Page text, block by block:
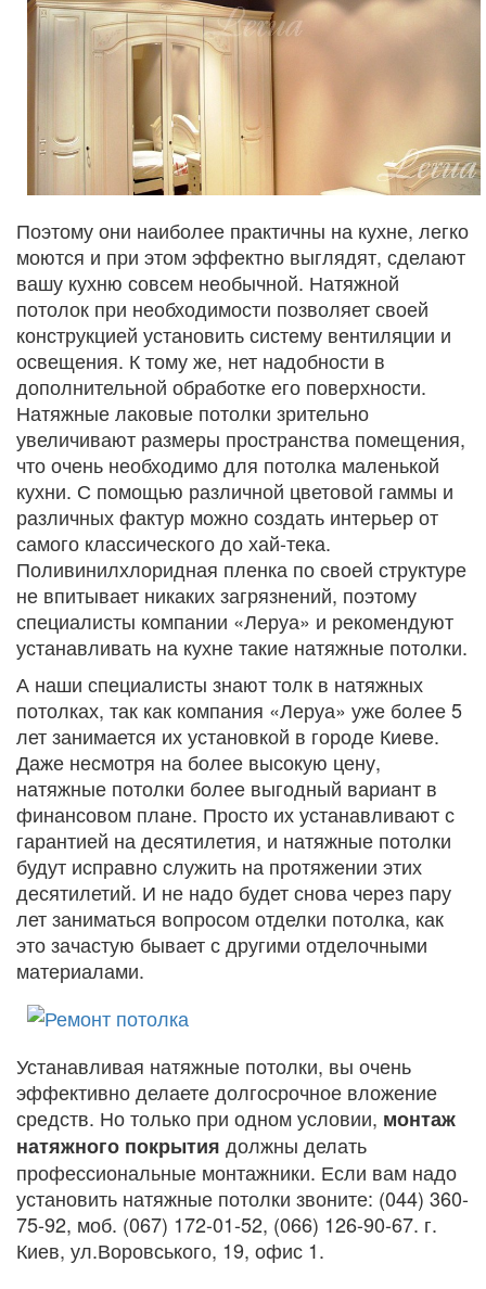
Поэтому они наиболее практичны на кухне, легко
моются и при этом эффектно выглядят, сделают
вашу кухню совсем необычной. Натяжной
потолок при необходимости позволяет своей
конструкцией установить систему вентиляции и
освещения. К тому же, нет надобности в
дополнительной обработке его поверхности.
Натяжные лаковые потолки зрительно
увеличивают размеры пространства помещения,
что очень необходимо для потолка маленькой
кухни. С помощью различной цветовой гаммы и
различных фактур можно создать интерьер от
самого классического до хай-тека.
Поливинилхлоридная пленка по своей структуре
не впитывает никаких загрязнений, поэтому
специалисты компании «Леруа» и рекомендуют
устанавливать на кухне такие натяжные потолки.
А наши специалисты знают толк в натяжных
потолках, так как компания «Леруа» уже более 5
лет занимается их установкой в городе Киеве.
Даже несмотря на более высокую цену,
натяжные потолки более выгодный вариант в
финансовом плане. Просто их устанавливают с
гарантией на десятилетия, и натяжные потолки
будут исправно служить на протяжении этих
десятилетий. И не надо будет снова через пару
лет заниматься вопросом отделки потолка, как
это зачастую бывает с другими отделочными
материалами.
Устанавливая натяжные потолки, вы очень
эффективно делаете долгосрочное вложение
средств. Но только при одном условии, монтаж
натяжного покрытия должны делать
профессиональные монтажники. Если вам надо
установить натяжные потолки звоните: (044) 360-
75-92, моб. (067) 172-01-52, (066) 126-90-67. г.
Киев, ул.Воровського, 19, офис 1.